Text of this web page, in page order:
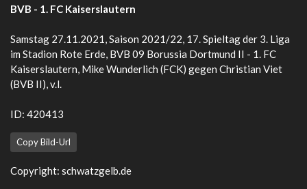
BVB - 1. FC Kaiserslautern
Samstag 27.11.2021, Saison 2021/22, 17. Spieltag der 3. Liga
im Stadion Rote Erde, BVB 09 Borussia Dortmund II - 1. FC
Kaiserslautern, Mike Wunderlich (FCK) gegen Christian Viet
(BVB II), v.l.
ID: 420413
Copy Bild-Url
Copyright: schwatzgelb.de